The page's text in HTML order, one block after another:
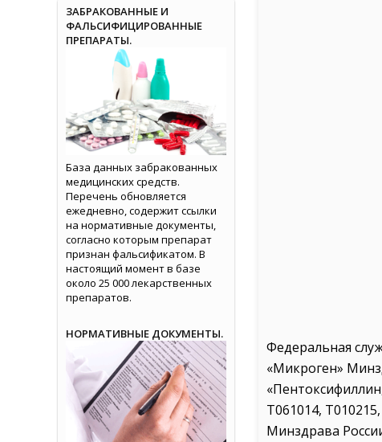
Федеральная
«Микроген»
Т061014,
Минздрава
ЗАБРАКОВАННЫЕ И
ФАЛЬСИФИЦИРОВАННЫЕ
ПРЕПАРАТЫ.
База данных забракованных
медицинских средств.
Перечень обновляется
ежедневно, содержит ссылки
на нормативные документы,
согласно которым препарат
признан фальсификатом. В
настоящий момент в базе
около 25 000 лекарственных
препаратов.
НОРМАТИВНЫЕ ДОКУМЕНТЫ.